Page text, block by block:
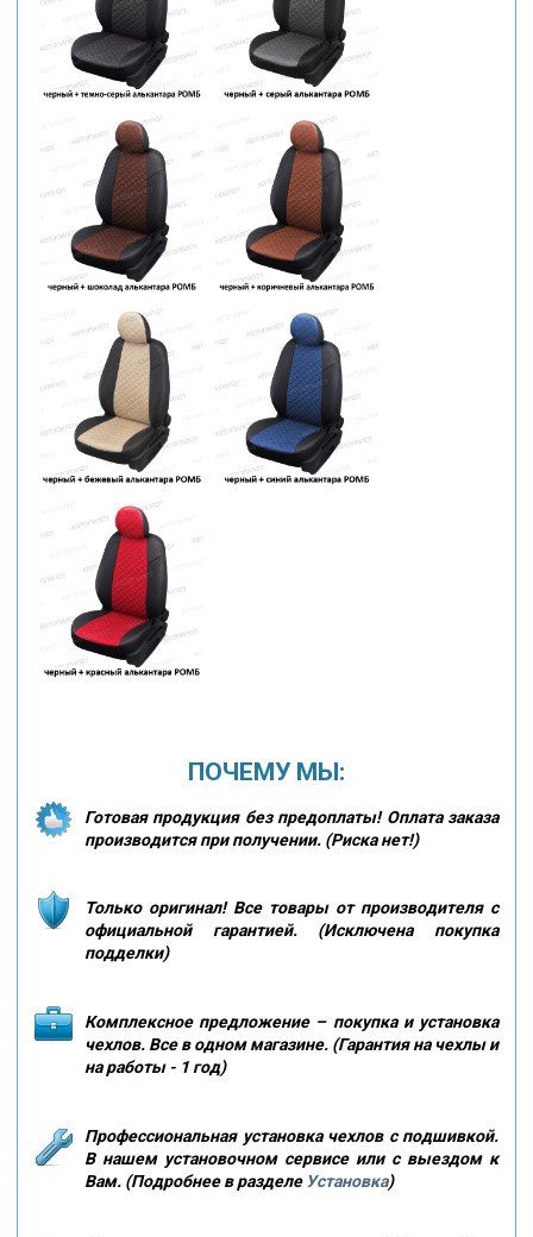
ПОЧЕМУ МЫ:
Готовая продукция без предоплаты! Оплата заказа
производится при получении. (Риска нет!)
Только оригинал! Все товары от производителя с
официальной гарантией. (Исключена покупка
подделки)
Комплексное предложение – покупка и установка
чехлов. Все в одном магазине. (Гарантия на чехлы и
на работы - 1 год)
Профессиональная установка чехлов с подшивкой.
В нашем установочном сервисе или с выездом к
Вам. (Подробнее в разделе Установка)